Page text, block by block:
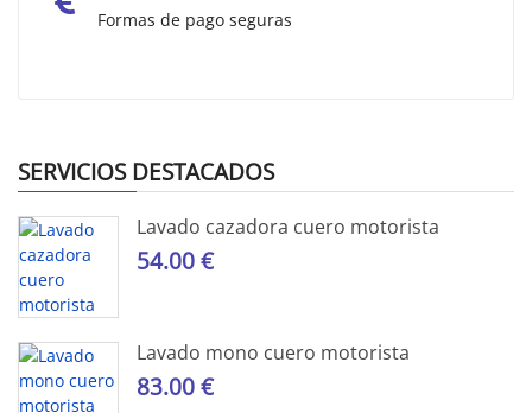
Formas de pago seguras
SERVICIOS DESTACADOS
Lavado cazadora cuero motorista
54.00 €
Lavado mono cuero motorista
83.00 €